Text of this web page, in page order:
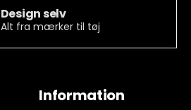
Design selv
Alt fra mærker til tøj
Information